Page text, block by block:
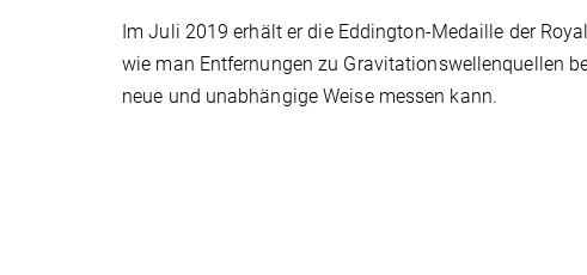
Im Juli 2019 erhält er die Eddington-Medaille der
wie man Entfernungen zu Gravitationswellenquellen
neue und unabhängige Weise messen kann.